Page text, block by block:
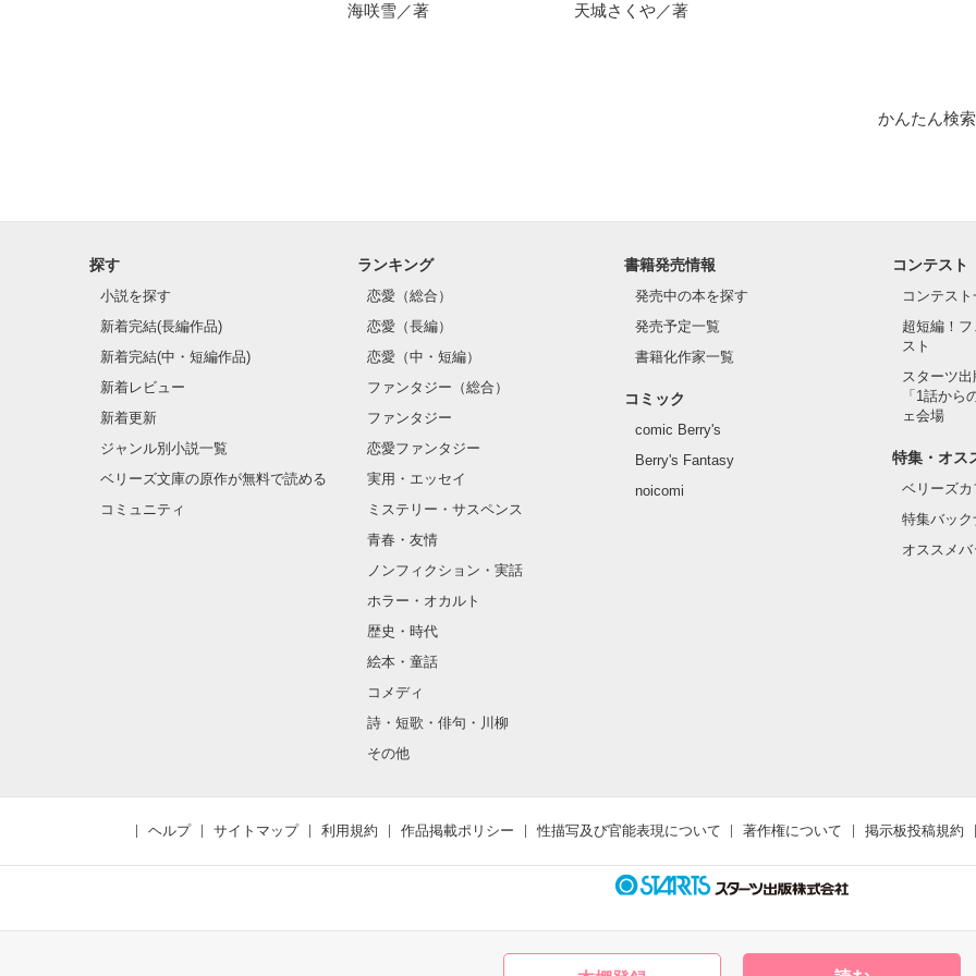
※こちらの作品は、以前出していたしたものの長編バージョンになります。
海咲雪／著 天城さくや／著
かんたん検
探す
小説を探す
新着完結(長編作品)
新着完結(中・短編作品)
新着レビュー
新着更新
ジャンル別小説一覧
ベリーズ文庫の原作が無料で読める
コミュニティ
ランキング
恋愛（総合）
恋愛（長編）
恋愛（中・短編）
ファンタジー（総合）
ファンタジー
恋愛ファンタジー
実用・エッセイ
ミステリー・サスペンス
青春・友情
ノンフィクション・実話
ホラー・オカルト
歴史・時代
絵本・童話
コメディ
詩・短歌・俳句・川柳
その他
書籍発売情報
発売中の本を探す
発売予定一覧
書籍化作家一覧
コミック
comic Berry's
Berry's Fantasy
noicomi
コンテスト
コンテス
超短編！
スト
スターツ
「1話から
ェ会場
特集・オス
ベリーズ
特集バッ
オススメ
ヘルプ サイトマップ 利用規約 作品掲載ポリシー 性描写及び官能表現について 著作権について 掲示板投稿規約